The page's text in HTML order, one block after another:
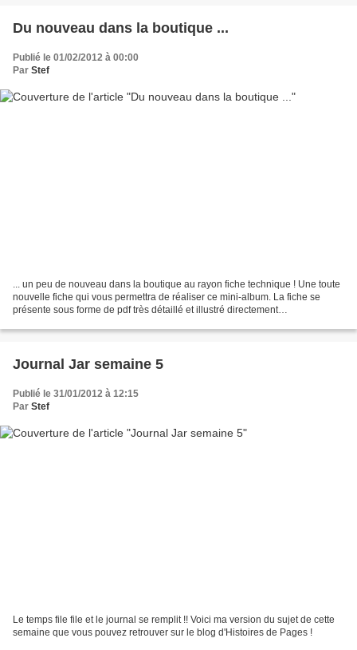
Du nouveau dans la boutique ...
Publié le 01/02/2012 à 00:00
Par Stef
... un peu de nouveau dans la boutique au rayon fiche technique ! Une toute
nouvelle fiche qui vous permettra de réaliser ce mini-album. La fiche se
présente sous forme de pdf très détaillé et illustré directement
Journal Jar semaine 5
Publié le 31/01/2012 à 12:15
Par Stef
Le temps file file et le journal se remplit !! Voici ma version du sujet de cette
semaine que vous pouvez retrouver sur le blog d'Histoires de Pages !